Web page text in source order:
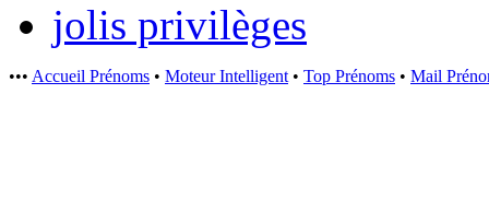
jolis privilèges
••• Accueil Prénoms • Moteur Intelligent • Top Prénoms • Mail